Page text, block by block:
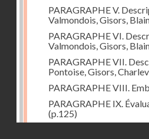
PARAGRAPHE V.
Valmondois, Gisors,
PARAGRAPHE VI.
Valmondois, Gisors,
PARAGRAPHE VII.
Pontoise, Gisors,
PARAGRAPHE VIII.
PARAGRAPHE IX.
(p.125)